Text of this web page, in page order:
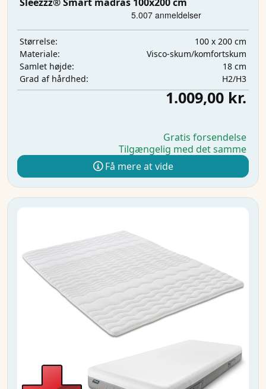
Størrelse:
100 x 200 cm
Materiale:
Visco-skum/komfortskum
Samlet højde:
18 cm
Grad af hårdhed:
H2/H3
1.009,00 kr.
Gratis forsendelse
Tilgængelig med det samme
Få mere at vide